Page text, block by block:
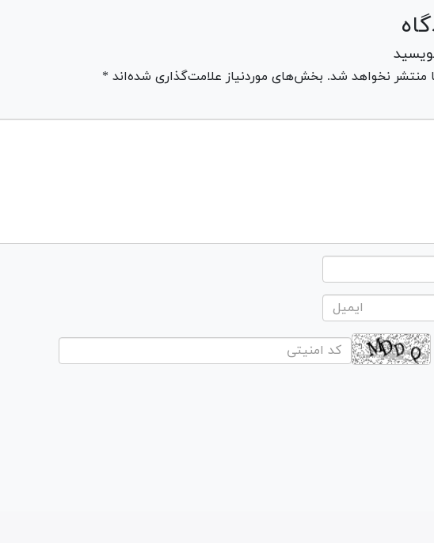
منتشر نخواهد شد. بخش‌های موردنیاز علامت‌گذاری شده‌اند *